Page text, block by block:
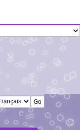
de langue